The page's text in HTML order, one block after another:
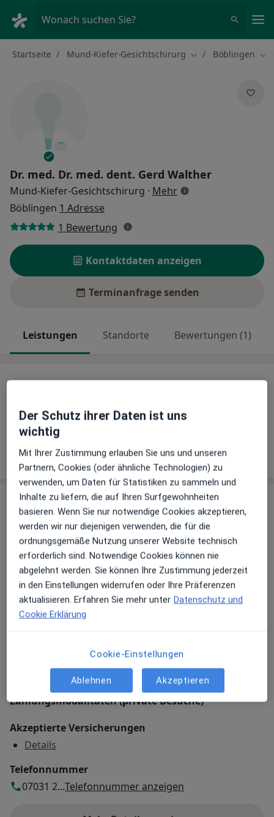
Wonach suchen Sie?
Startseite Mund-Kiefer-Gesichtschirurg Stadt ändern
Böblingen
Dr. med. Dr. med. dent. Gerd Walther
Mund-Kiefer-Gesichtschirurg · Mehrüber
Böblingen 1 Adresse
1 Bewertung
Kontaktdaten anzeigen
Terminanfrage senden
Leistungen Standorte Bewertungen (1)
Leistungen
Keine Informationen über Leistungen und Kosten
Auf diesem Profil wurden noch keine Informationen
Praxis
Praxis Dr.med.Dr.med.dent. Gerd Walther
Facharzt für MKG - Chirurgie
Bahnhofstr. 18,71034Böblingen
Zu Google Mapsöffnet in einer neuen
diesem Standort über Jameda keine Online-
Zahlungsmodalitäten (private Besuche)
Akzeptierte Versicherungen
Details
Telefonnummer
07031 2...Telefonnummer anzeigen
Der Schutz ihrer Daten ist uns
wichtig
Mit Ihrer Zustimmung erlauben Sie uns und unseren
Partnern, Cookies (oder ähnliche Technologien) zu
verwenden, um Daten für Statistiken zu sammeln und
Inhalte zu liefern, die auf Ihren Surfgewohnheiten
basieren. Wenn Sie nur notwendige Cookies akzeptieren,
werden wir nur diejenigen verwenden, die für die
ordnungsgemäße Nutzung unserer Website technisch
erforderlich sind. Notwendige Cookies können nie
abgelehnt werden. Sie können Ihre Zustimmung jederzeit
in den Einstellungen widerrufen oder Ihre Präferenzen
aktualisieren. Erfahren Sie mehr unter Datenschutz und
Cookie Erklärung
Cookie-Einstellungen
Ablehnen Akzeptieren